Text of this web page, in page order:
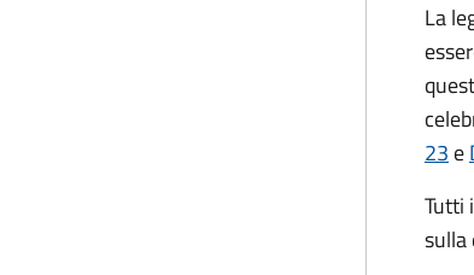
La
23 e
Tutti
sulla